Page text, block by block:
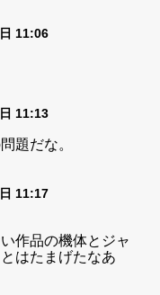
11:06
11:13
題だな。
11:17
作品の機体とジャ
はたまげたなあ